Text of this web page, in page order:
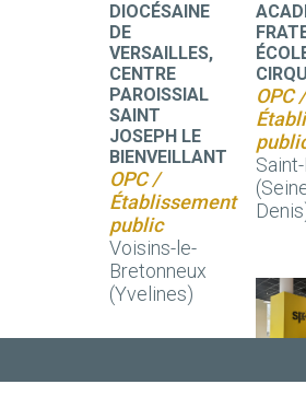
DIOCÉSAINE
DE
VERSAILLES,
CENTRE
PAROISSIAL
SAINT
JOSEPH LE
BIENVEILLANT
OPC /
Établissement
public
Voisins-le-
Bretonneux
(Yvelines)
OPC /
ESGV,